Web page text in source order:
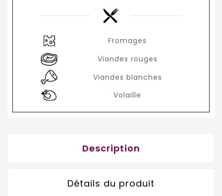
Fromages
Viandes rouges
Viandes blanches
Volaille
Description
Détails du produit